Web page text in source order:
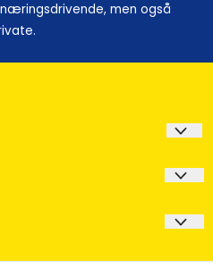
men også